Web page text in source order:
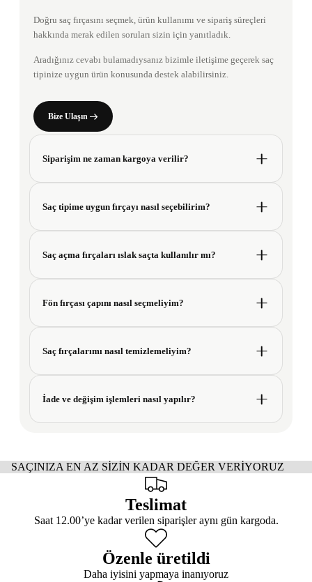
Doğru saç fırçasını seçmek, ürün kullanımı ve sipariş süreçleri
hakkında merak edilen soruları sizin için yanıtladık.
Aradığınız cevabı bulamadıysanız bizimle iletişime geçerek saç
tipinize uygun ürün konusunda destek alabilirsiniz.
Bize Ulaşın
SAÇ BAKIM REHBERİ
Saçınıza uygun fırçayı
keşfedin.
Siparişim ne zaman kargoya verilir?
Saç tipime uygun fırçayı nasıl seçebilirim?
Saç açma fırçaları ıslak saçta kullanılır mı?
Fön fırçası çapını nasıl seçmeliyim?
Saç fırçalarımı nasıl temizlemeliyim?
İade ve değişim işlemleri nasıl yapılır?
SAÇINIZA EN AZ SİZİN KADAR DEĞER VERİYORUZ
Teslimat
Saat 12.00’ye kadar verilen siparişler aynı gün kargoda.
Özenle üretildi
Daha iyisini yapmaya inanıyoruz